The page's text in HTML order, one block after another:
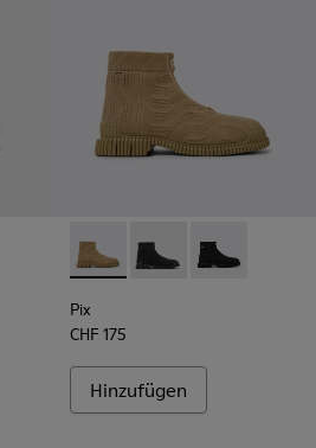
- Beige Herrenstiefelette aus Leder
011 Pix - K300262-014 - Beige
Pix - K300262-017
Pix -
Pix
CHF 175
Hinzufügen